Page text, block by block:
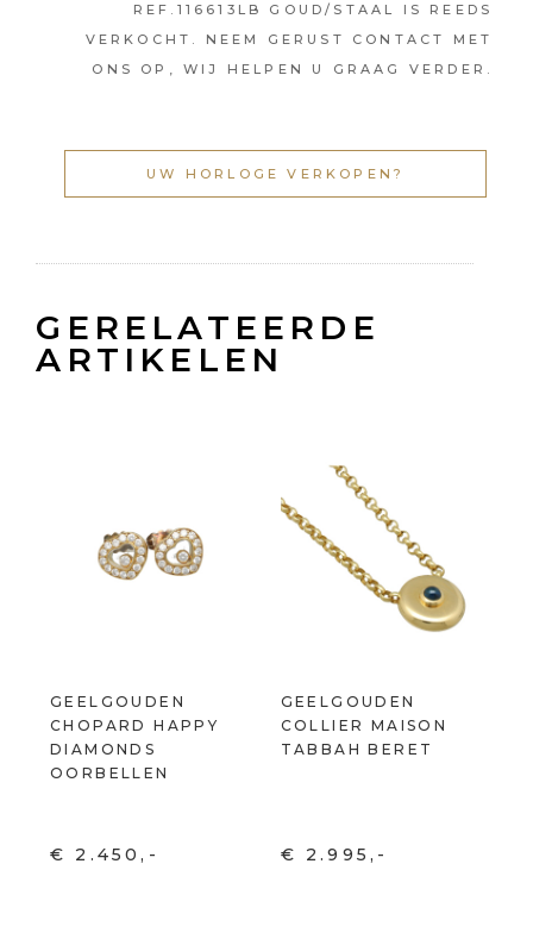
REF.116613LB GOUD/STAAL IS REEDS
VERKOCHT. NEEM GERUST CONTACT MET
ONS OP, WIJ HELPEN U GRAAG VERDER.
UW HORLOGE VERKOPEN?
GERELATEERDE
ARTIKELEN
GEELGOUDEN
CHOPARD HAPPY
DIAMONDS
OORBELLEN
€ 2.450,-
GEELGOUDEN
COLLIER MAISON
TABBAH BERET
€ 2.995,-